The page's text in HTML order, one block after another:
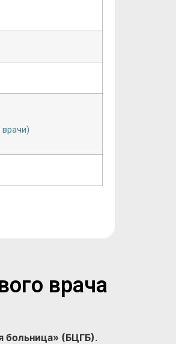
врача
больница» (БЦГБ).